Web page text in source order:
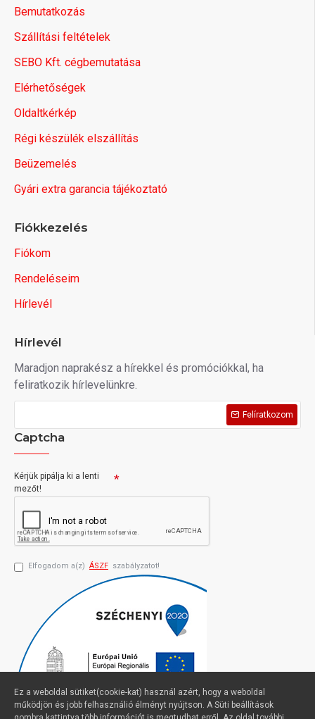
Bemutatkozás
Szállítási feltételek
SEBO Kft. cégbemutatása
Elérhetőségek
Oldaltkérkép
Régi készülék elszállítás
Beüzemelés
Gyári extra garancia tájékoztató
Fiókkezelés
Fiókom
Rendeléseim
Hírlevél
Hírlevél
Maradjon naprakész a hírekkel és promóciókkal, ha
feliratkozik hírlevelünkre.
Felíratkozom
Captcha
Kérjük pipálja ki a lenti
mezőt!
Elfogadom a(z) ÁSZF szabályzatot!
Ez a weboldal sütiket(cookie-kat) használ azért, hogy a weboldal
működjön és jobb felhasználió élményt nyújtson. A Süti beállítások